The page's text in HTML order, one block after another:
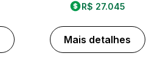
R$ 27.045
Mais detalhes